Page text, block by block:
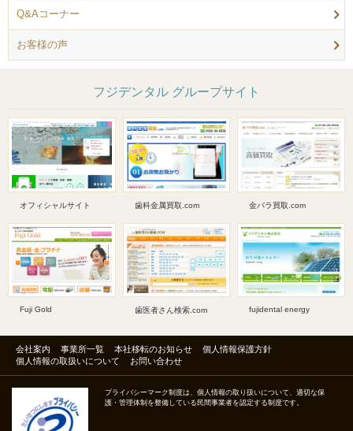
Q&Aコーナー
お客様の声
フジデンタル グループサイト
オフィシャルサイト 歯科金属買取.com 金パラ買取.com
Fuji Gold 歯医者さん検索.com fujidental energy
会社案内 事業所一覧 本社移転のお知らせ
個人情報保護方針
個人情報の取扱いについて
お問い合わせ
プライバシーマーク制度は、個人情報の取り扱いについて、適切な保
護・管理体制を整備している民間事業者を認定する制度です。